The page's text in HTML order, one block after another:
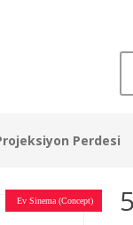
Perdesi
Ev Sinema
Ev Sinema
Ev Sinema
Müzeler
Ev Sinema
Restaurant - Cafe
Devlet Kurumları
Ev Sinema
Otel Sinema Salonları
Ev Sinema (Concept)